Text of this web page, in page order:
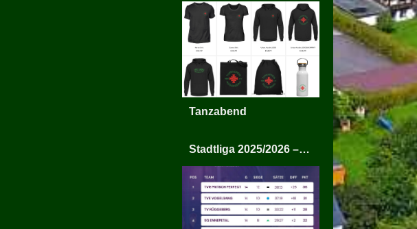
Tanzabend
Stadtliga 2025/2026 – TV Rüggeberg Mixed